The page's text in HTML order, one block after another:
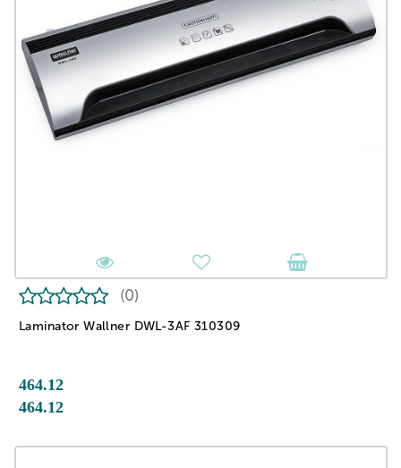
Laminator Wallner DWL-3AF 310309
(0)
464.12
464.12